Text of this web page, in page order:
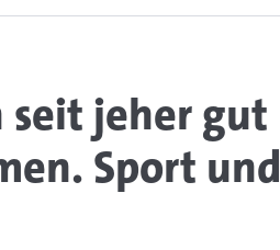
seit jeher gut
Sport und